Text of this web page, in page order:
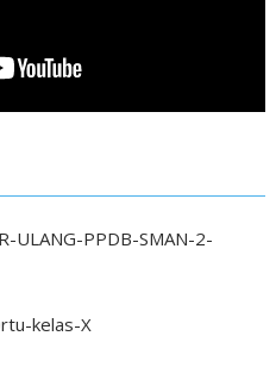
ULANG-PPDB-SMAN-2-
kelas-X